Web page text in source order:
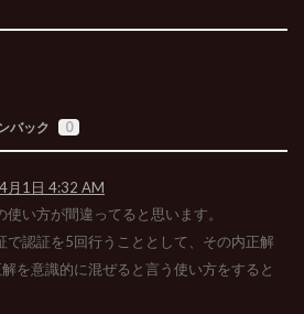
バック 0
月1日 4:32 AM
い方が間違ってると思います。
で認証を5回行うこととして、その内正解
を意識的に混ぜると言う使い方をすると